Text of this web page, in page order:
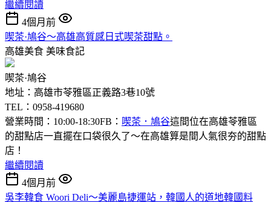
繼續閱讀
4個月前
喫茶·鳩谷～高雄高質感日式喫茶甜點。
高雄美食 美味食記
喫茶·鳩谷
地址：高雄市苓雅區正義路3巷10號
TEL：0958-419680
營業時間：10:00-18:30FB： 喫茶．鳩谷這間位在高雄苓雅區
的甜點店一直擺在口袋很久了～在高雄算是間人氣很夯的甜點
店！
繼續閱讀
4個月前
吳李韓食 Woori Deli～美麗島捷運站，韓國人的道地韓國料